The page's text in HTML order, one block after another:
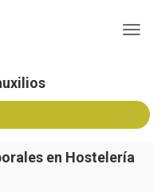
en Hostelería